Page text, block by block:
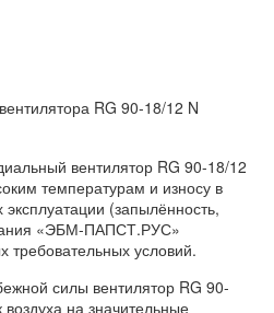
RG 90-18/12 N
вентилятор RG 90-18/12
температурам и износу в
(запылённость,
«ЭБМ-ПАПСТ.РУС»
требовательных условий.
силы вентилятор RG 90-
на значительные